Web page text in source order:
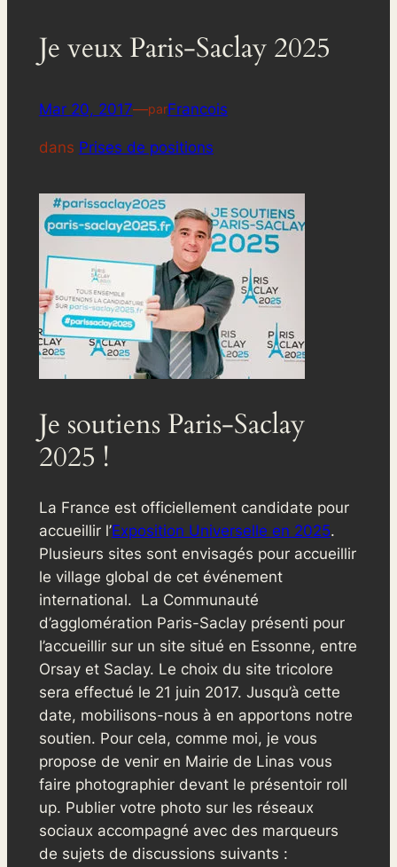
Je veux Paris-Saclay 2025
Mar 20, 2017—parFrancois
dans Prises de positions
Je soutiens Paris-Saclay
2025 !
La France est officiellement candidate pour
accueillir l’Exposition Universelle en 2025.
Plusieurs sites sont envisagés pour accueillir
le village global de cet événement
international. La Communauté
d’agglomération Paris-Saclay présenti pour
l’accueillir sur un site situé en Essonne, entre
Orsay et Saclay. Le choix du site tricolore
sera effectué le 21 juin 2017. Jusqu’à cette
date, mobilisons-nous à en apportons notre
soutien. Pour cela, comme moi, je vous
propose de venir en Mairie de Linas vous
faire photographier devant le présentoir roll
up. Publier votre photo sur les réseaux
sociaux accompagné avec des marqueurs
de sujets de discussions suivants :